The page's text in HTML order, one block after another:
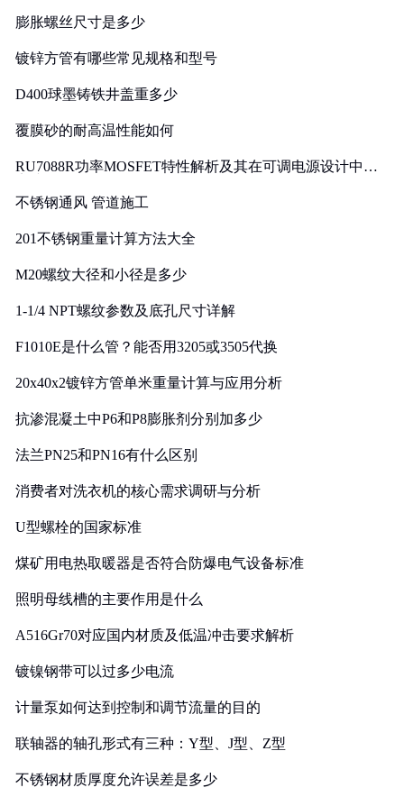
膨胀螺丝尺寸是多少
镀锌方管有哪些常见规格和型号
D400球墨铸铁井盖重多少
覆膜砂的耐高温性能如何
RU7088R功率MOSFET特性解析及其在可调电源设计中的
不锈钢通风 管道施工
201不锈钢重量计算方法大全
M20螺纹大径和小径是多少
1-1/4 NPT螺纹参数及底孔尺寸详解
F1010E是什么管？能否用3205或3505代换
20x40x2镀锌方管单米重量计算与应用分析
抗渗混凝土中P6和P8膨胀剂分别加多少
法兰PN25和PN16有什么区别
消费者对洗衣机的核心需求调研与分析
U型螺栓的国家标准
煤矿用电热取暖器是否符合防爆电气设备标准
照明母线槽的主要作用是什么
A516Gr70对应国内材质及低温冲击要求解析
镀镍钢带可以过多少电流
计量泵如何达到控制和调节流量的目的
联轴器的轴孔形式有三种：Y型、J型、Z型
不锈钢材质厚度允许误差是多少